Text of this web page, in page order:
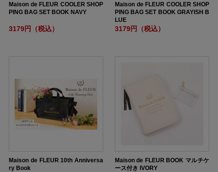
Maison de FLEUR COOLER SHOP
PING BAG SET BOOK NAVY
3179円（税込）
Maison de FLEUR COOLER SHOP
PING BAG SET BOOK GRAYISH B
LUE
3179円（税込）
Maison de FLEUR 10th Anniversa
ry Book
Maison de FLEUR BOOK マルチケ
ース付き IVORY